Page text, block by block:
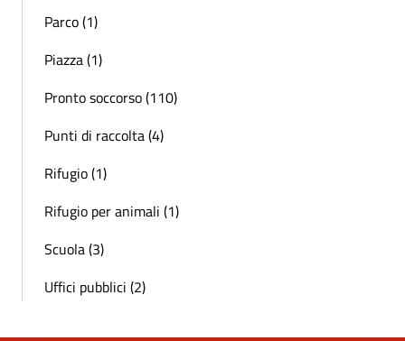
Parco (1)
Piazza (1)
Pronto soccorso (110)
Punti di raccolta (4)
Rifugio (1)
Rifugio per animali (1)
Scuola (3)
Uffici pubblici (2)